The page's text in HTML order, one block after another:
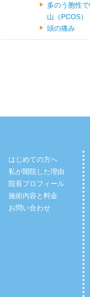
多のう胞性
山（PCOS）
頭の痛み
はじめての方へ
私が開院した理由
院長プロフィール
施術内容と料金
お問い合わせ